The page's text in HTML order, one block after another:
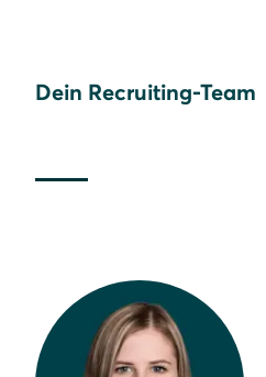
Dein Recruiting-Team